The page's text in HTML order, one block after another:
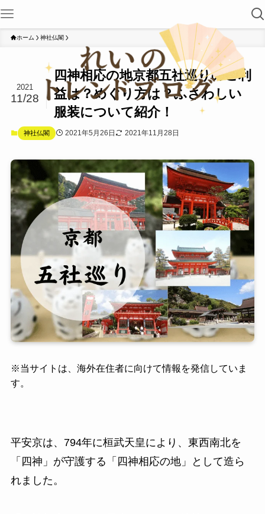
ホーム 神社仏閣
四神相応の地京都五社巡りのご利
益は？めぐり方は？ふさわしい
服装について紹介！
2021
11/28
神社仏閣 2021年5月26日 2021年11月28日
※当サイトは、海外在住者に向けて情報を発信していま
す。
平安京は、794年に桓武天皇により、東西南北を
「四神」が守護する「四神相応の地」として造ら
れました。